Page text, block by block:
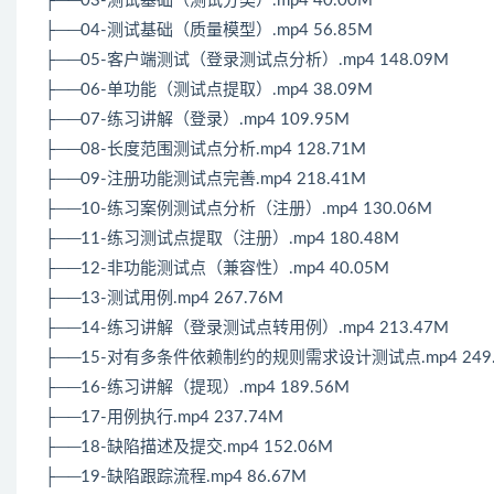
├──04-测试基础（质量模型）.mp4 56.85M
├──05-客户端测试（登录测试点分析）.mp4 148.09M
├──06-单功能（测试点提取）.mp4 38.09M
├──07-练习讲解（登录）.mp4 109.95M
├──08-长度范围测试点分析.mp4 128.71M
├──09-注册功能测试点完善.mp4 218.41M
├──10-练习案例测试点分析（注册）.mp4 130.06M
├──11-练习测试点提取（注册）.mp4 180.48M
├──12-非功能测试点（兼容性）.mp4 40.05M
├──13-测试用例.mp4 267.76M
├──14-练习讲解（登录测试点转用例）.mp4 213.47M
├──15-对有多条件依赖制约的规则需求设计测试点.mp4
├──16-练习讲解（提现）.mp4 189.56M
├──17-用例执行.mp4 237.74M
├──18-缺陷描述及提交.mp4 152.06M
├──19-缺陷跟踪流程.mp4 86.67M